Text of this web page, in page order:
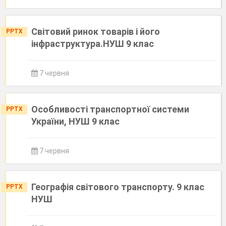
PPTX
Світовий ринок товарів і його
інфраструктура.НУШ 9 клас
7 червня
PPTX
Особливості транспортної системи
України, НУШ 9 клас
7 червня
PPTX
Географія світового транспорту. 9 клас
НУШ